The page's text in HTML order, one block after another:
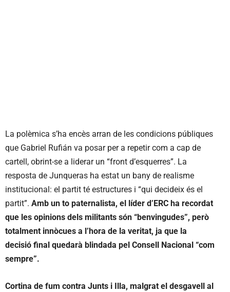
La polèmica s’ha encès arran de les condicions públiques
que Gabriel Rufián va posar per a repetir com a cap de
cartell, obrint-se a liderar un “front d’esquerres”. La
resposta de Junqueras ha estat un bany de realisme
institucional: el partit té estructures i “qui decideix és el
partit”. Amb un to paternalista, el líder d’ERC ha recordat
que les opinions dels militants són “benvingudes”, però
totalment innòcues a l’hora de la veritat, ja que la
decisió final quedarà blindada pel Consell Nacional “com
sempre”.
Cortina de fum contra Junts i Illa, malgrat el desgavell al